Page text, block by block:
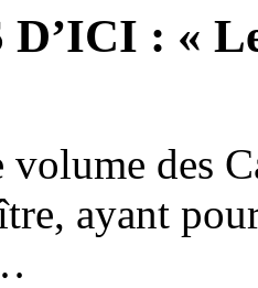
: «
des
ayant